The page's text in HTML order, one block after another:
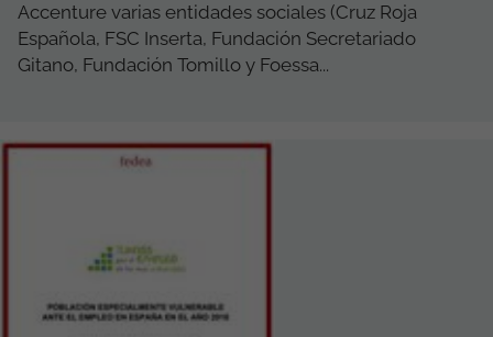
Accenture varias entidades sociales (Cruz Roja
Española, FSC Inserta, Fundación Secretariado
Gitano, Fundación Tomillo y Foessa...